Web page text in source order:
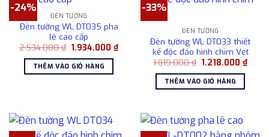
-24%
ĐÈN TƯỜNG
Đèn tường WL DT035 pha
lê cao cấp
2.534.000₫ Giá
là:
2.534.000 ₫.
1.934.000₫Giá
THÊM VÀO GIỎ HÀNG
-33%
ĐÈN TƯỜNG
Đèn tường WL DT033 thiết
kế độc đáo hình chim Vẹt
1.819.000₫ Giá
là:
1.819.000 ₫.
1.218.000₫Giá
THÊM VÀO GIỎ HÀNG